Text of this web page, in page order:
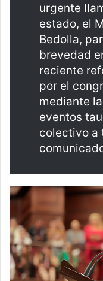
urgente
estado, el
Bedolla,
brevedad
reciente
por el
mediante
eventos
colectivo a